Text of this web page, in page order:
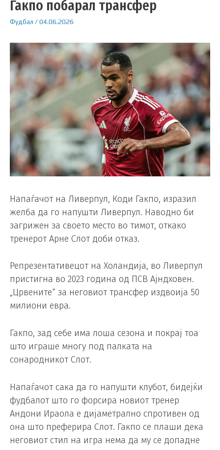
Гакпо побарал трансфер
Фудбал /04.06.2026
Напаѓачот на Ливерпул, Коди Гакпо, изразил
желба да го напушти Ливерпул. Наводно би
загрижен за своето место во тимот, откако
тренерот Арне Слот доби отказ.
Репрезентативецот на Холандија, во Ливерпул
пристигна во 2023 година од ПСВ Ајндховен.
„Црвените“ за неговиот трансфер издвоија 50
милиони евра.
Гакпо, зад себе има лоша сезона и покрај тоа
што играше многу под палката на
сонародникот Слот.
Напаѓачот сака да го напушти клубот, бидејќи
фудбалот што го форсира новиот тренер
Андони Ираола е дијаметрално спротивен од
она што преферира Слот. Гакпо се плаши дека
неговиот стил на игра нема да му се допадне